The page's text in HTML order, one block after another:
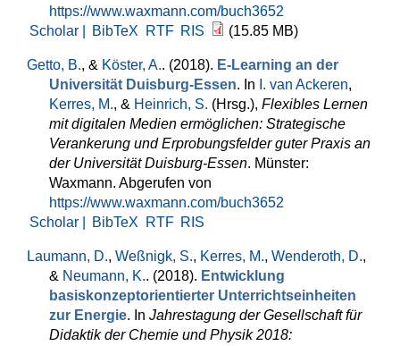
https://www.waxmann.com/buch3652
Scholar |
BibTeX RTF RIS (15.85 MB)
Getto, B., & Köster, A.. (2018). E-Learning an der
Universität Duisburg-Essen. In I. van Ackeren,
Kerres, M., & Heinrich, S. (Hrsg.), Flexibles Lernen
mit digitalen Medien ermöglichen: Strategische
Verankerung und Erprobungsfelder guter Praxis an
der Universität Duisburg-Essen. Münster:
Waxmann. Abgerufen von
https://www.waxmann.com/buch3652
Scholar |
BibTeX RTF RIS
Laumann, D., Weßnigk, S., Kerres, M., Wenderoth, D.,
& Neumann, K.. (2018). Entwicklung
basiskonzeptorientierter Unterrichtseinheiten
zur Energie. In Jahrestagung der Gesellschaft für
Didaktik der Chemie und Physik 2018: